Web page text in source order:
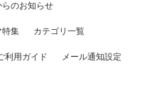
のお知らせ
特集 カテゴリ一覧
利用ガイド メール通知設定